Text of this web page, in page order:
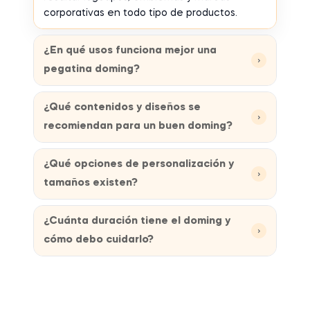
corporativas en todo tipo de productos.
¿En qué usos funciona mejor una
pegatina doming?
›
¿Qué contenidos y diseños se
recomiendan para un buen doming?
›
¿Qué opciones de personalización y
tamaños existen?
›
¿Cuánta duración tiene el doming y
cómo debo cuidarlo?
›